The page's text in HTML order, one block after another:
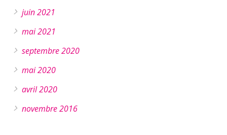
juin 2021
mai 2021
septembre 2020
mai 2020
avril 2020
novembre 2016